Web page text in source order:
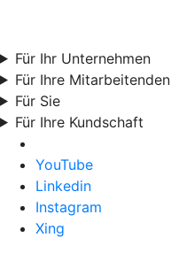
Für Ihr Unternehmen
Für Ihre Mitarbeitenden
Für Sie
Für Ihre Kundschaft
YouTube
Linkedin
Instagram
Xing